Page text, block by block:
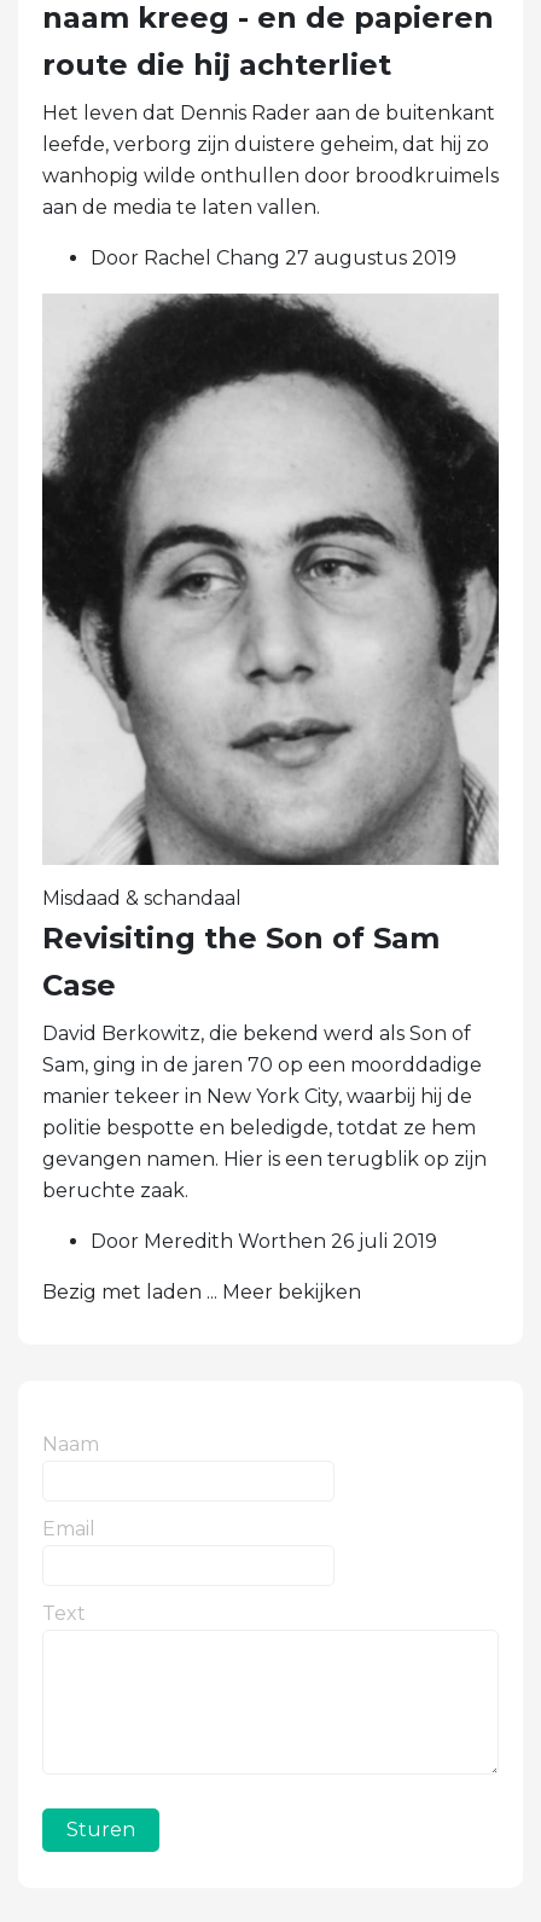
naam kreeg - en de papieren
route die hij achterliet
Het leven dat Dennis Rader aan de buitenkant
leefde, verborg zijn duistere geheim, dat hij zo
wanhopig wilde onthullen door broodkruimels
aan de media te laten vallen.
Door Rachel Chang 27 augustus 2019
Misdaad & schandaal
Revisiting the Son of Sam
Case
David Berkowitz, die bekend werd als Son of
Sam, ging in de jaren 70 op een moorddadige
manier tekeer in New York City, waarbij hij de
politie bespotte en beledigde, totdat ze hem
gevangen namen. Hier is een terugblik op zijn
beruchte zaak.
Door Meredith Worthen 26 juli 2019
Bezig met laden ... Meer bekijken
Naam
Email
Text
Sturen